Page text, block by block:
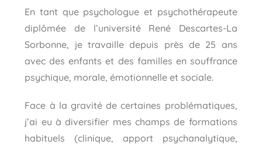
En tant que psychologue et psychothérapeute
diplômée de l’université René Descartes-La
Sorbonne, je travaille depuis près de 25 ans
avec des enfants et des familles en souffrance
psychique, morale, émotionnelle et sociale.
Face à la gravité de certaines problématiques,
j’ai eu à diversifier mes champs de formations
habituels (clinique, apport psychanalytique,